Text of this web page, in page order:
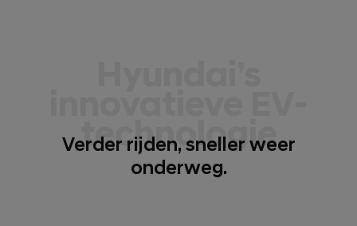
technologie
Verder rijden, sneller weer
onderweg.